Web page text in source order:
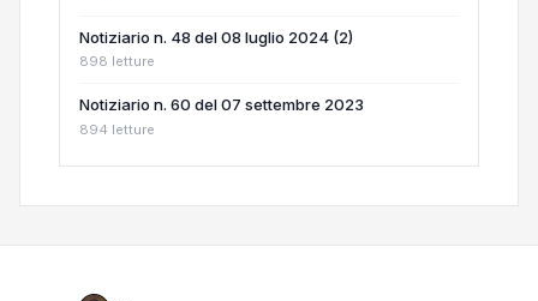
Notiziario n. 48 del 08 luglio 2024 (2)
898 letture
Notiziario n. 60 del 07 settembre 2023
894 letture